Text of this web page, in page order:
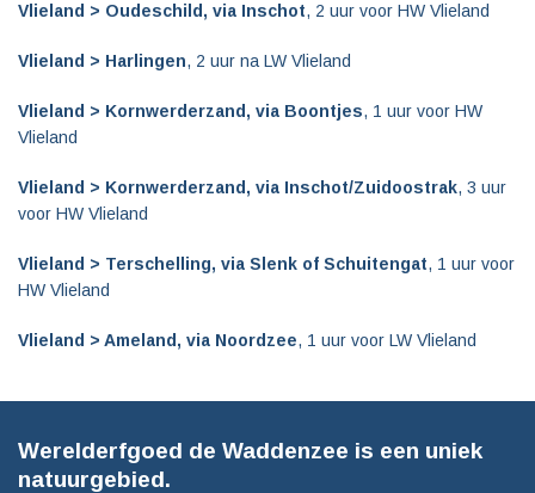
Vlieland > Oudeschild, via Inschot, 2 uur voor HW Vlieland
Vlieland > Harlingen, 2 uur na LW Vlieland
Vlieland > Kornwerderzand, via Boontjes, 1 uur voor HW
Vlieland
Vlieland > Kornwerderzand, via Inschot/Zuidoostrak, 3 uur
voor HW Vlieland
Vlieland > Terschelling, via Slenk of Schuitengat, 1 uur voor
HW Vlieland
Vlieland > Ameland, via Noordzee, 1 uur voor LW Vlieland
Werelderfgoed de Waddenzee is een uniek
natuurgebied.